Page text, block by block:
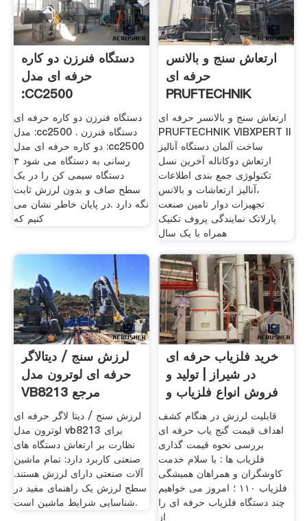
دستگاه فنرزن دو کاره
حرفه ای مدل
:CC2500
دستگاه فنرزن دو کاره حرفه ای
مدل :cc2500 . دستگاه فنرزن
دو کاره حرفه ای مدل :cc2500
رسانی به دستگاه می شود ۳
دستگاه سیمی کن را در یک
سطح صاف و بدون لرزش ثابت
نگه دارد .در پایان خاطر نشان می
کنیم که
ارتعاش سنج و بالانس
حرفه ای
PRUFTECHNIK
VIBXPERT II
ارتعاش سنج و بالانسر حرفه ای
PRUFTECHNIK VIBXPERT II
ساخت آلمان دستگاه آنالیز
ارتعاش دوکاناله آخرین نسل
تکنولوژی جمع بندی اطلاعات
،آنالیز ارتعاشات و بالانس
تجهیزات دوار تامین صنعت
پارلاتک نمایندگی پروف تکنیک
همراه با یک سال
لرزش سنج / دیتالاگر
حرفه ای لوترون مدل
VB8213 مرجع
لرزش سنج / دیتا لاگر حرفه ای
لوترون مدل vb8213 برای
نظارت بر ارتعاش دستگاه های
صنعتی کاربرد دارد: تمام ماشین
آلات صنعتی دارای لرزش هستند.
سطح لرزش یک راهنمای مفید در
شناسایی شرایط ماشین است.
خرید فلزیاب حرفه ای
در شیراز | تولید و
فروش انواع فلزیاب و
قابلیت لرزش در هنگام کشف
اهداف قیمت گنج یاب حرفه ای
بررسی نحوه قیمت گذاری
فلزیاب ها : با سلام خدمت
کاوشگران و همراهان همیشگی
فلزیاب ۱۱۰ ؛ امروز می خواهیم
چند دستگاه فلزیاب حرفه ای را
از